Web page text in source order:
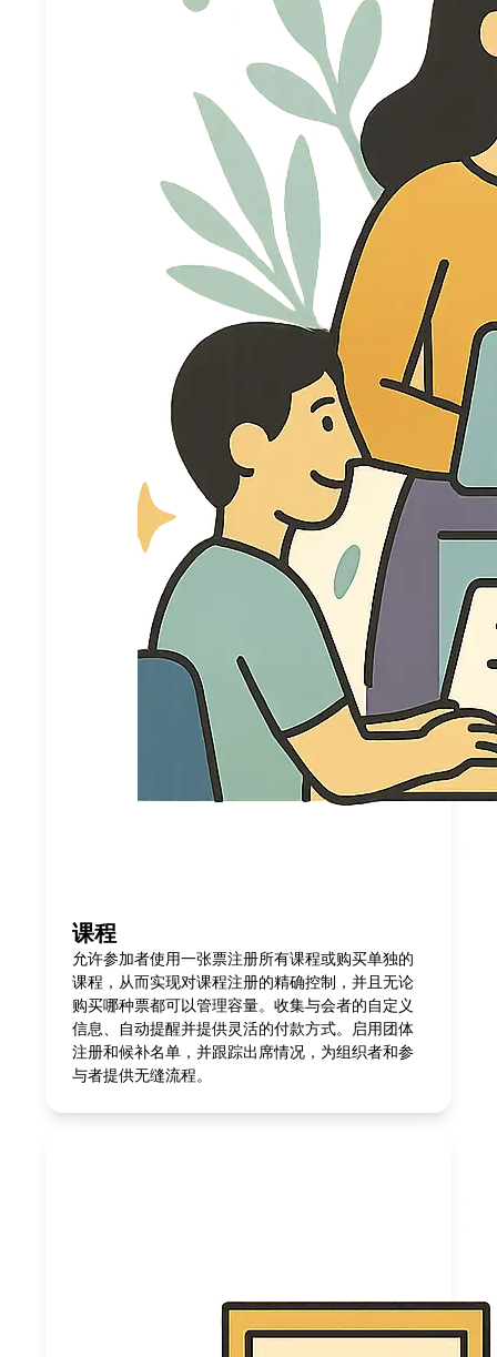
课程
允许参加者使用一张票注册所有课程或购买单独的
课程，从而实现对课程注册的精确控制，并且无论
购买哪种票都可以管理容量。收集与会者的自定义
信息、自动提醒并提供灵活的付款方式。启用团体
注册和候补名单，并跟踪出席情况，为组织者和参
与者提供无缝流程。